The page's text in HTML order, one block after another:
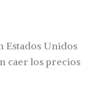
Estados Unidos
caer los precios